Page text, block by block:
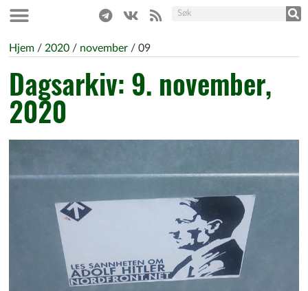
Hjem / 2020 / november / 09
Dagsarkiv: 9. november,
2020